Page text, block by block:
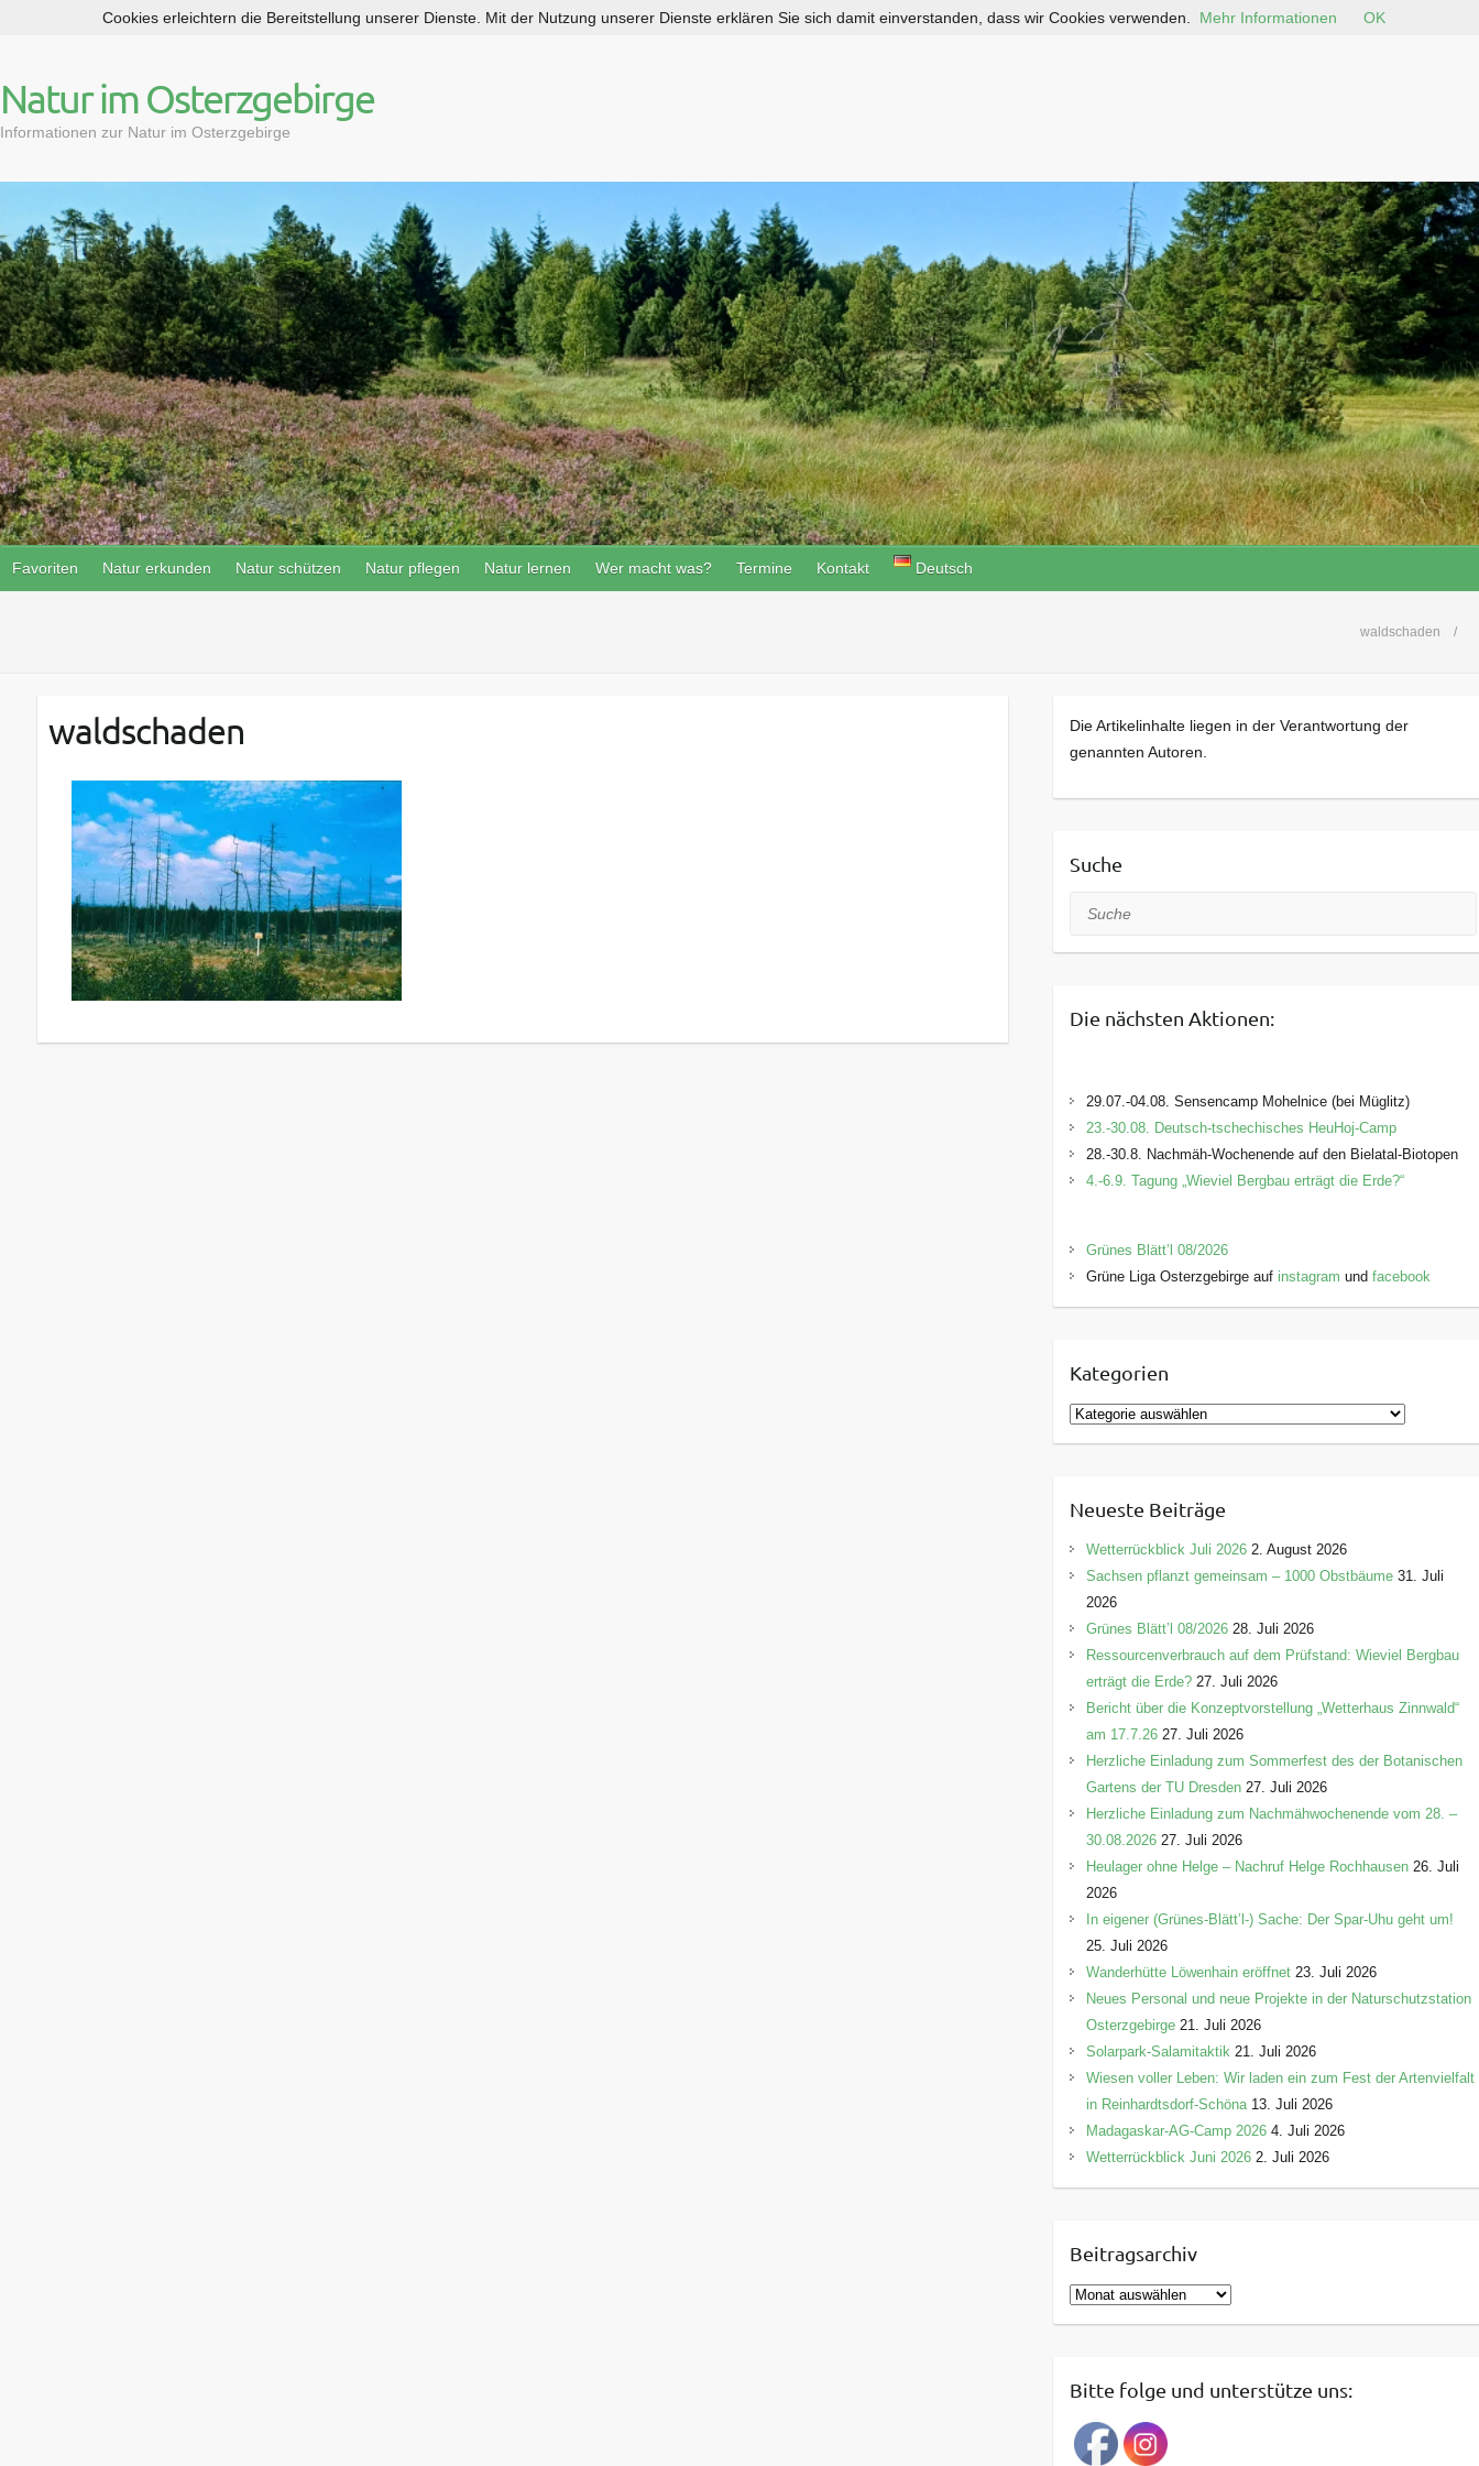
p
t
c
n
t
e
n
t
Natur im Osterzgebirge
Informationen zur Natur im Osterzgebirge
Favoriten Natur erkunden Natur schützen Natur pflegen Natur lernen Wer macht was? Termine Kontakt Deutsch
waldschaden
waldschaden
Die Artikelinhalte liegen in der Verantwortung der
genannten Autoren.
Suche
Suche
Die nächsten Aktionen:
29.07.-04.08. Sensencamp Mohelnice (bei Müglitz)
23.-30.08. Deutsch-tschechisches HeuHoj-Camp
28.-30.8. Nachmäh-Wochenende auf den Bielatal-Biotopen
4.-6.9. Tagung „Wieviel Bergbau erträgt die Erde?“
Grünes Blätt’l 08/2026
Grüne Liga Osterzgebirge auf instagram und facebook
Kategorien
K
a
g
o
r
e
n
Neueste Beiträge
Wetterrückblick Juli 2026 2. August 2026
Sachsen pflanzt gemeinsam – 1000 Obstbäume 31. Juli
2026
Grünes Blätt’l 08/2026 28. Juli 2026
Ressourcenverbrauch auf dem Prüfstand: Wieviel Bergbau
erträgt die Erde? 27. Juli 2026
Bericht über die Konzeptvorstellung „Wetterhaus Zinnwald“
am 17.7.26 27. Juli 2026
Herzliche Einladung zum Sommerfest des der Botanischen
Gartens der TU Dresden 27. Juli 2026
Herzliche Einladung zum Nachmähwochenende vom 28. –
30.08.2026 27. Juli 2026
Heulager ohne Helge – Nachruf Helge Rochhausen 26. Juli
2026
In eigener (Grünes-Blätt’l-) Sache: Der Spar-Uhu geht um!
25. Juli 2026
Wanderhütte Löwenhain eröffnet 23. Juli 2026
Neues Personal und neue Projekte in der Naturschutzstation
Osterzgebirge 21. Juli 2026
Solarpark-Salamitaktik 21. Juli 2026
Wiesen voller Leben: Wir laden ein zum Fest der Artenvielfalt
in Reinhardtsdorf-Schöna 13. Juli 2026
Madagaskar-AG-Camp 2026 4. Juli 2026
Wetterrückblick Juni 2026 2. Juli 2026
Beitragsarchiv
B
e
r
g
Bitte folge und unterstütze uns:
Cookies erleichtern die Bereitstellung unserer Dienste. Mit der Nutzung unserer Dienste erklären Sie sich damit einverstanden, dass wir Cookies verwenden. Mehr Informationen OK